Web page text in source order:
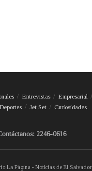
Entrevistas Empresarial
Deportes Jet Set Curiosidades
2246-0616
La Página - Noticias de El Salvador